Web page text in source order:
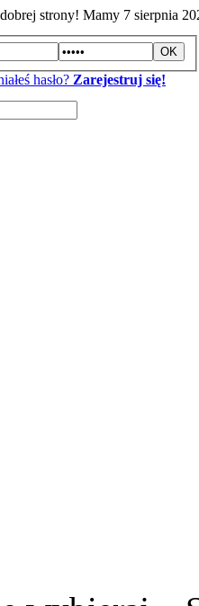
strony! Mamy 7 sierpnia
hasło? Zarejestruj się!